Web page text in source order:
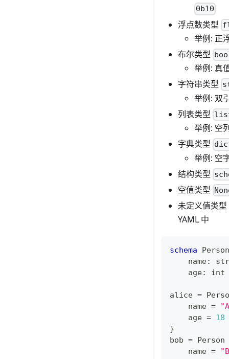
0b10
浮点数类型
举例: 正
布尔类型
举例: 真
字符串类型
举例: 双
列表类型
举例: 空
字典类型
举例: 空
结构类型
空值类型
未定义值类型
YAML 中
schema Person
    name
:
str
    age
: int
alice =
    name
=
    age
= 18
}
bob = Person
    name
=